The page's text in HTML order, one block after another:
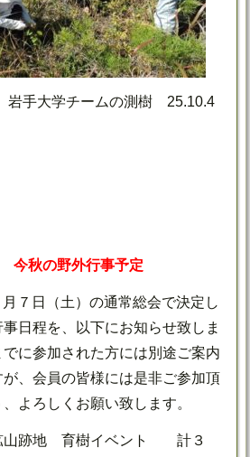
手大学チームの測樹 25.10.4
今秋の野外行事予定
７日（土）の通常総会で決定し
日程を、以下にお知らせ致しま
に参加された方には別途ご案内
が、会員の皆様には是非ご参加頂
よろしくお願い致します。
山跡地 育樹イベント 計３